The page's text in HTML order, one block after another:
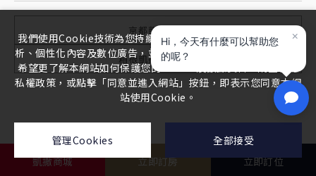
京都凱撒飯店
箱根凱撒強羅會館
凱撒商城 立即訂房 立即訂位
我們使用Cookie技術為您持續優化網站瀏覽體驗，網站流量分
析、個性化內容及數位廣告，並尊重且致力維護您的隱私權，若
希望更了解本網站如何保護您的Cookie及數據資料，請查看隱
私權政策，或點擊「同意並進入網站」按鈕，即表示您同意本網
站使用Cookie。
管理Cookies 全部接受